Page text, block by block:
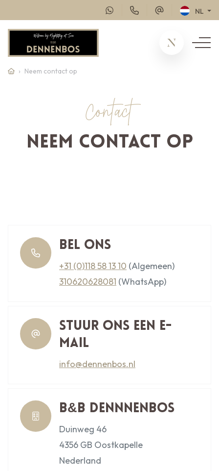
NL
Neem contact op
Contact
Neem contact op
Bel ons
+31 (0)118 58 13 10 (Algemeen)
310620628081 (WhatsApp)
Stuur ons een e-
mail
info@dennenbos.nl
B&B Dennnenbos
Duinweg 46
4356 GB Oostkapelle
Nederland